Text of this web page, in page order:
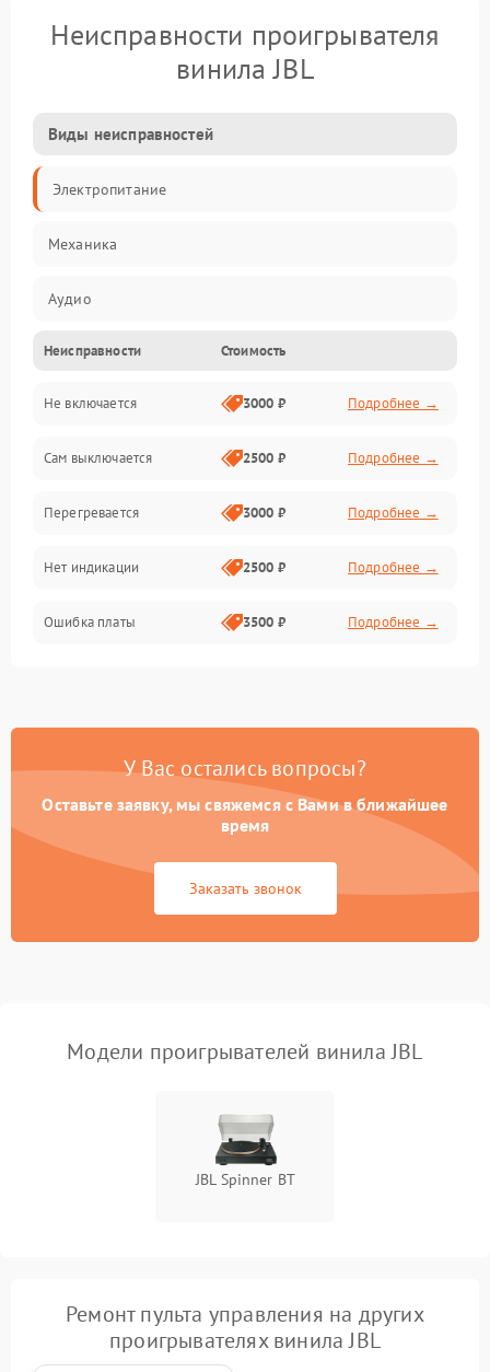
Неисправности проигрывателя
винила JBL
Виды неисправностей
Электропитание
Механика
Аудио
Неисправности Стоимость
Не включается 3000 ₽ Подробнее →
Сам выключается 2500 ₽ Подробнее →
Перегревается 3000 ₽ Подробнее →
Нет индикации 2500 ₽ Подробнее →
Ошибка платы 3500 ₽ Подробнее →
У Вас остались вопросы?
Оставьте заявку, мы свяжемся с Вами в ближайшее
время
Заказать звонок
Модели проигрывателей винила JBL
JBL Spinner BT
Ремонт пульта управления на других
проигрывателях винила JBL